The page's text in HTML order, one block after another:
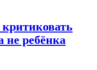
не ребёнка